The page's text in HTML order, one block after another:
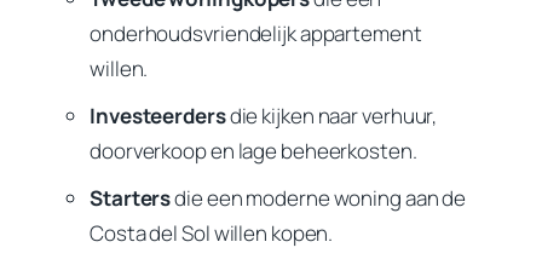
onderhoudsvriendelijk appartement
willen.
Investeerdersdie kijken naar verhuur,
doorverkoop en lage beheerkosten.
Startersdie een moderne woning aan de
Costa del Sol willen kopen.